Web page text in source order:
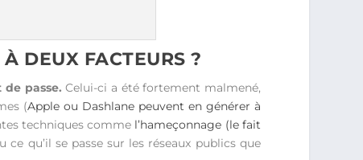
DEUX FACTEURS ?
passe. Celui-ci a été fortement malmené,
(Apple ou Dashlane peuvent en générer à
techniques comme l’hameçonnage (le fait
qu’il se passe sur les réseaux publics que